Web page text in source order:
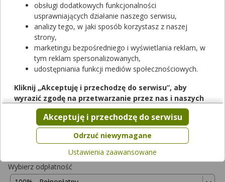
CellCept
tabletki powlekane|500 mg| 50 tabl.
lek na receptę (Rp zastrzeż.)|refundowany|65+|Dziecko
Rezerwuj
od 0,00 zł do 126,18 zł
Wybierz odpłatność
obsługi dodatkowych funkcjonalności
usprawniających działanie naszego serwisu,
analizy tego, w jaki sposób korzystasz z naszej
strony,
marketingu bezpośredniego i wyświetlania reklam, w
tym reklam spersonalizowanych,
udostępniania funkcji mediów społecznościowych.
Kliknij „Akceptuję i przechodzę do serwisu”, aby
wyrazić zgodę na przetwarzanie przez nas i naszych
partnerów Twoich danych w powyższych celach.
Pamiętaj, że wyrażenie zgody jest dobrowolne, a wyrażoną
zgodę możesz w każdej chwili cofnąć, możesz też wycofać
zgodę na przetwarzanie Twoich danych tylko w niektórych
celach. Jeżeli chcesz dowiedzieć się więcej lub chcesz
przeprowadzić konfigurację szczegółową, to możesz tego
dokonać za pomocą „Ustawień zaawansowanych”.
Odrzuć niewymagane
Akceptuję i przechodzę do serwisu
Ustawienia zaawansowane